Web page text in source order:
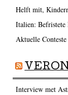
Helft mit,
Italien: Befristete
Aktuelle
VERON
Interview met